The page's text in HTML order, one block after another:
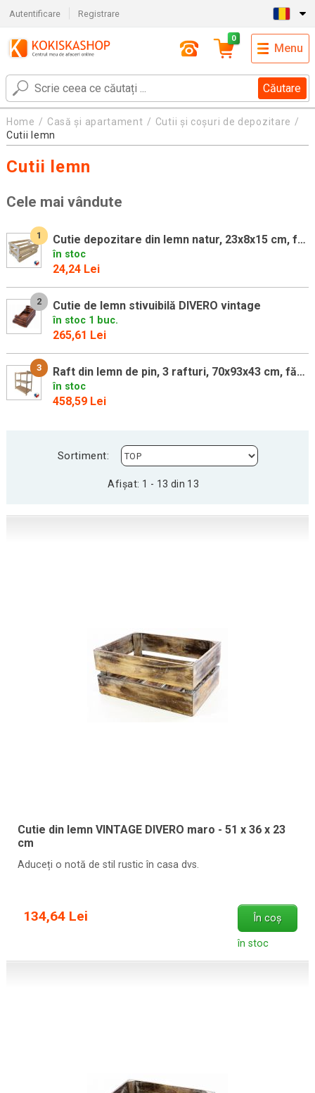
Autentificare Registrare
Căutare
0
Menu
Home Casă și apartament
Cutii și coșuri de depozitare
Cutii lemn
Cutii lemn
Cele mai vândute
1 Cutie depozitare din lemn natur, 23x8x15 cm, fără finisaj
în stoc
24,24 Lei
2 Cutie de lemn stivuibilă DIVERO vintage
în stoc 1 buc.
265,61 Lei
3 Raft din lemn de pin, 3 rafturi, 70x93x43 cm, fără finisaj
în stoc
458,59 Lei
Sortiment:
Afișat: 1 - 13 din 13
Cutie din lemn VINTAGE DIVERO maro - 51 x 36 x 23
cm
Aduceți o notă de stil rustic în casa dvs.
134,64 Lei În coș
în stoc